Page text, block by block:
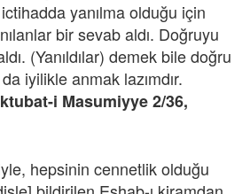
ictihadda yanılma olduğu için
bir sevab aldı. Doğruyu
(Yanıldılar) demek bile doğru
iyilikle anmak lazımdır.
i Masumiyye 2/36,
hepsinin cennetlik olduğu